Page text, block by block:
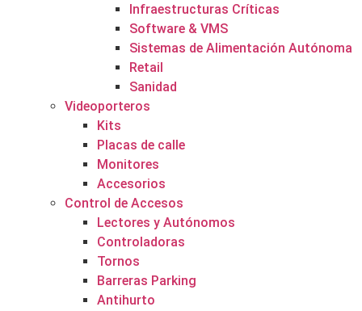
Infraestructuras Críticas
Software & VMS
Sistemas de Alimentación Autónoma
Retail
Sanidad
Videoporteros
Kits
Placas de calle
Monitores
Accesorios
Control de Accesos
Lectores y Autónomos
Controladoras
Tornos
Barreras Parking
Antihurto